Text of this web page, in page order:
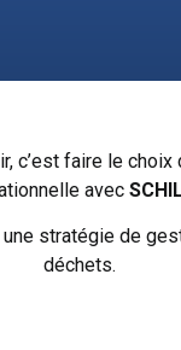
c’est faire le choix
avec
stratégie de
déchets.